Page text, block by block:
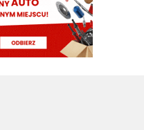
potrebbe sbloccare il ritorno di